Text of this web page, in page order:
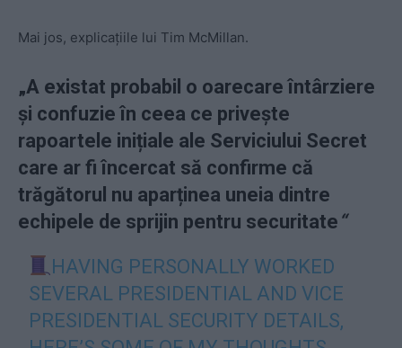
Mai jos, explicațiile lui Tim McMillan.
„A existat probabil o oarecare întârziere
și confuzie în ceea ce privește
rapoartele inițiale ale Serviciului Secret
care ar fi încercat să confirme că
trăgătorul nu aparținea uneia dintre
echipele de sprijin pentru securitate “
HAVING PERSONALLY WORKED
SEVERAL PRESIDENTIAL AND VICE
PRESIDENTIAL SECURITY DETAILS,